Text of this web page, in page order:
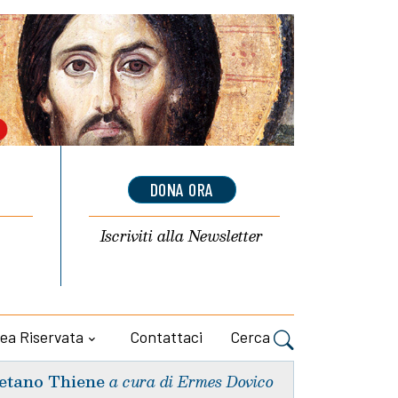
DONA ORA
Iscriviti allaNewsletter
Riservata Contattaci Cerca
Thiene a cura di Ermes Dovico